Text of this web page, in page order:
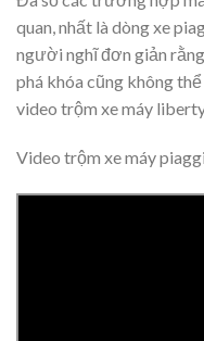
quan, nhất là dòng xe
người nghĩ đơn giản
phá khóa cũng không
video trộm xe máy
Video trộm xe máy